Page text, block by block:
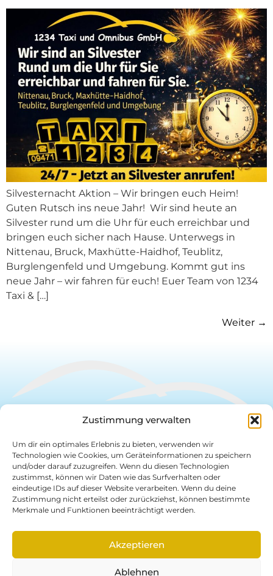
Zustimmung verwalten
Um dir ein optimales Erlebnis zu bieten, verwenden wir
Technologien wie Cookies, um Geräteinformationen zu speichern
und/oder darauf zuzugreifen. Wenn du diesen Technologien
zustimmst, können wir Daten wie das Surfverhalten oder
eindeutige IDs auf dieser Website verarbeiten. Wenn du deine
Zustimmung nicht erteilst oder zurückziehst, können bestimmte
Merkmale und Funktionen beeinträchtigt werden.
Akzeptieren
Ablehnen
Silvesternacht Aktion – Wir bringen euch Heim!
Guten Rutsch ins neue Jahr! Wir sind heute an
Silvester rund um die Uhr für euch erreichbar und
bringen euch sicher nach Hause. Unterwegs in
Nittenau, Bruck, Maxhütte-Haidhof, Teublitz,
Burglengenfeld und Umgebung. Kommt gut ins
neue Jahr – wir fahren für euch! Euer Team von 1234
Taxi & […]
Weiter →
Anschrift
1234 Taxi und
Omnibusunternehmen GmbH
Schmidmühlener Straße 22
93133 Burglengenfeld
Postfach 1267
Kontakt
info@1234taxi.de
www.1234taxi.de
Taxizentrale:
Tel.: 09471/1234
Büro:
Fax: 09471/60096-29